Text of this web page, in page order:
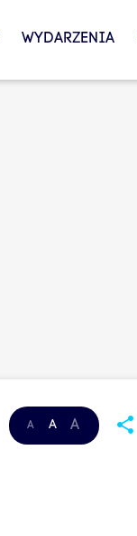
WYDARZENIA
A A A share